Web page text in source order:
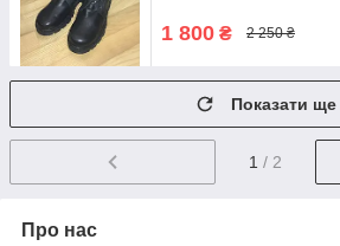
1 800 ₴ 2 250 ₴
Показати ще
1 / 2
Про нас